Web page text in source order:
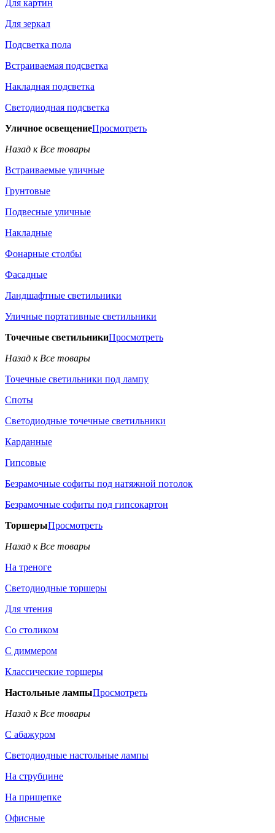
Для картин
Для зеркал
Подсветка пола
Встраиваемая подсветка
Накладная подсветка
Светодиодная подсветка
Уличное освещениеПросмотреть
Назад к Все товары
Встраиваемые уличные
Грунтовые
Подвесные уличные
Накладные
Фонарные столбы
Фасадные
Ландшафтные светильники
Уличные портативные светильники
Точечные светильникиПросмотреть
Назад к Все товары
Точечные светильники под лампу
Споты
Светодиодные точечные светильники
Карданные
Гипсовые
Безрамочные софиты под натяжной потолок
Безрамочные софиты под гипсокартон
ТоршерыПросмотреть
Назад к Все товары
На треноге
Светодиодные торшеры
Для чтения
Со столиком
С диммером
Классические торшеры
Настольные лампыПросмотреть
Назад к Все товары
С абажуром
Светодиодные настольные лампы
На струбцине
На прищепке
Офисные